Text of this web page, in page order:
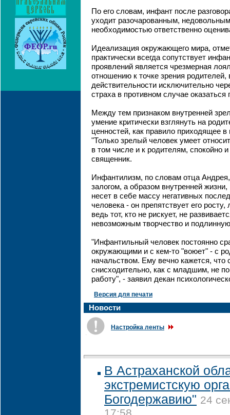
По его словам, инфант после
уходит разочарованным,
необходимостью ответственно
Идеализация окружающего мира,
практически всегда сопутствует
проявлений является чрезмерная
отношению к точке зрения родителей,
действительности исключительно
страха в противном случае
Между тем признаком внутренней
умение критически взглянуть на
ценностей, как правило приходящее в
"Только зрелый человек умеет
в том числе и к родителям, спокойно и
священник.
Инфантилизм, по словам отца
залогом, а образом внутренней
несет в себе массу негативных
человека - он препятствует его
ведь тот, кто не рискует, не
невозможным творчество и
"Инфантильный человек постоянно
окружающими и с кем-то "воюет" - с
начальством. Ему вечно кажется, что
снисходительно, как с младшим, не
работу", - заявил декан
Версия для печати
Новости
.
Настройка ленты
В Астраханской
экстремистскую
Богодержавию" 24